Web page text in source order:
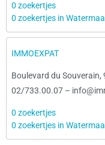
0 zoekertjes
0 zoekertjes in
IMMOEXPAT
Boulevard du Souverain,
02/733.00.07 –
0 zoekertjes
0 zoekertjes in